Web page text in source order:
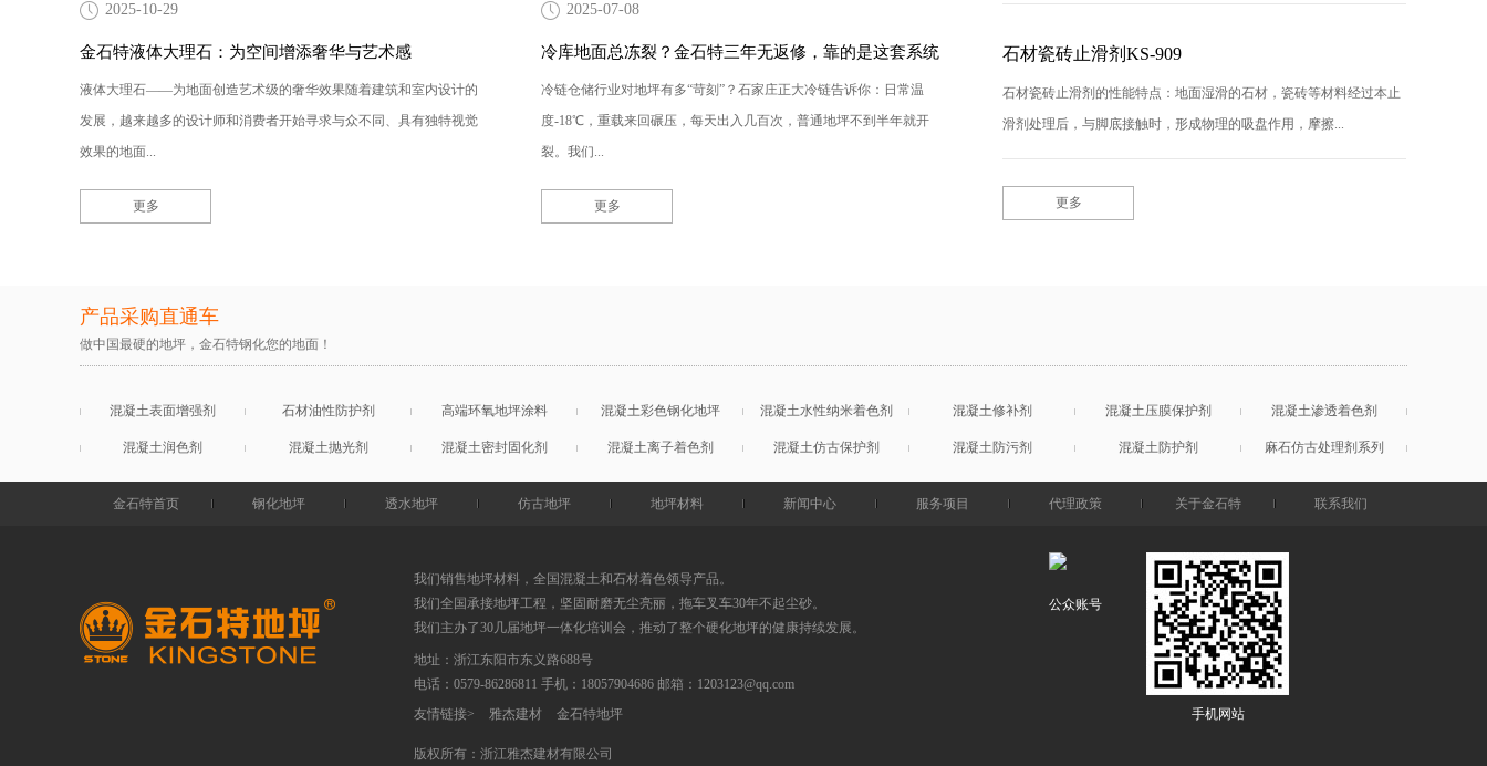
2025-10-29
金石特液体大理石：为空间增添奢华与艺术感
液体大理石——为地面创造艺术级的奢华效果随着建筑和室内设计的
发展，越来越多的设计师和消费者开始寻求与众不同、具有独特视觉
效果的地面...
更多
2025-07-08
冷库地面总冻裂？金石特三年无返修，靠的是这套系统
冷链仓储行业对地坪有多“苛刻”？石家庄正大冷链告诉你：日常温
度-18℃，重载来回碾压，每天出入几百次，普通地坪不到半年就开
裂。我们...
更多
石材瓷砖止滑剂KS-909
石材瓷砖止滑剂的性能特点：地面湿滑的石材，瓷砖等材料经过本止
滑剂处理后，与脚底接触时，形成物理的吸盘作用，摩擦...
更多
产品采购直通车
做中国最硬的地坪，金石特钢化您的地面！
混凝土表面增强剂 石材油性防护剂 高端环氧地坪涂料 混凝土彩色钢化地坪 混凝土水性纳米着色剂 混凝土修补剂 混凝土压膜保护剂 混凝土渗透着色剂
混凝土润色剂 混凝土抛光剂 混凝土密封固化剂 混凝土离子着色剂 混凝土仿古保护剂 混凝土防污剂 混凝土防护剂 麻石仿古处理剂系列
金石特首页 钢化地坪 透水地坪 仿古地坪 地坪材料 新闻中心 服务项目 代理政策 关于金石特 联系我们
我们销售地坪材料，全国混凝土和石材着色领导产品。
我们全国承接地坪工程，坚固耐磨无尘亮丽，拖车叉车30年不起尘砂。
我们主办了30几届地坪一体化培训会，推动了整个硬化地坪的健康持续发展。
地址：浙江东阳市东义路688号
电话： 0579-86286811 手机：18057904686 邮箱： 1203123@qq.com
友情链接> 雅杰建材 金石特地坪
版权所有：浙江雅杰建材有限公司
公众账号
手机网站